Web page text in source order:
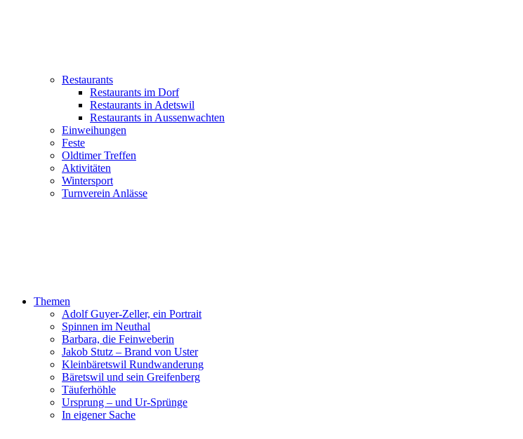
Restaurants
Restaurants im Dorf
Restaurants in Adetswil
Restaurants in Aussenwachten
Einweihungen
Feste
Oldtimer Treffen
Aktivitäten
Wintersport
Turnverein Anlässe
Themen
Adolf Guyer-Zeller, ein Portrait
Spinnen im Neuthal
Barbara, die Feinweberin
Jakob Stutz – Brand von Uster
Kleinbäretswil Rundwanderung
Bäretswil und sein Greifenberg
Täuferhöhle
Ursprung – und Ur-Sprünge
In eigener Sache